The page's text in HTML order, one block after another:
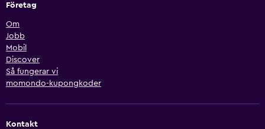
Företag
Om
Jobb
Mobil
Discover
Så fungerar vi
momondo-kupongkoder
Kontakt